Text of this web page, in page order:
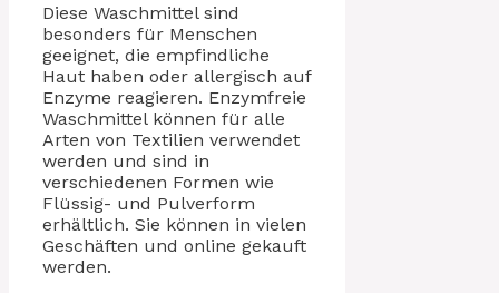
Diese Waschmittel sind
besonders für Menschen
geeignet, die empfindliche
Haut haben oder allergisch auf
Enzyme reagieren. Enzymfreie
Waschmittel können für alle
Arten von Textilien verwendet
werden und sind in
verschiedenen Formen wie
Flüssig- und Pulverform
erhältlich. Sie können in vielen
Geschäften und online gekauft
werden.